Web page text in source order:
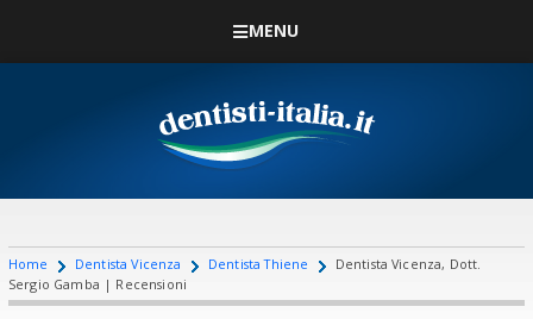
MENU
Home Dentista Vicenza Dentista Thiene
Dentista Vicenza, Dott.
Sergio Gamba | Recensioni